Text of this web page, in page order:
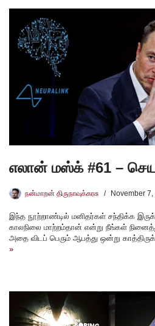
எலான் மஸ்க் #61 –
நன்மாறன் திருநாவுக்கரசு November 7,
இந்த நூற்றாண்டில் மனிதர்கள் சந்திக்க
காலநிலை மாற்றம்தான் என்று நீங்கள்
அதை விடப் பெரும் ஆபத்து ஒன்று
»